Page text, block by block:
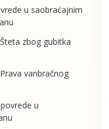
u saobraćajnim
zbog gubitka
vanbračnog
u